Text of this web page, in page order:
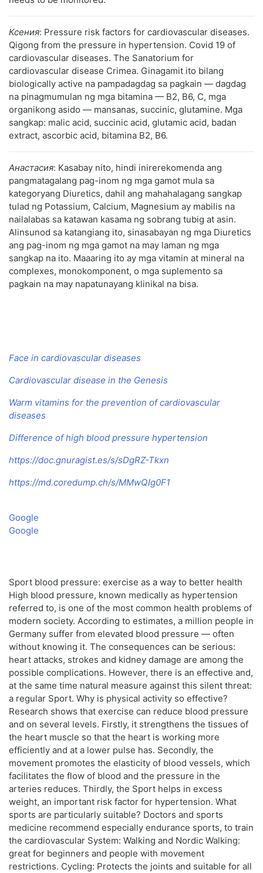
Ксения: Pressure risk factors for cardiovascular diseases.
Qigong from the pressure in hypertension. Covid 19 of
cardiovascular diseases. The Sanatorium for
cardiovascular disease Crimea. Ginagamit ito bilang
biologically active na pampadagdag sa pagkain — dagdag
na pinagmumulan ng mga bitamina — B2, B6, C, mga
organikong asido — mansanas, succinic, glutamine. Mga
sangkap: malic acid, succinic acid, glutamic acid, badan
extract, ascorbic acid, bitamina B2, B6.
Анастасия: Kasabay nito, hindi inirerekomenda ang
pangmatagalang pag-inom ng mga gamot mula sa
kategoryang Diuretics, dahil ang mahahalagang sangkap
tulad ng Potassium, Calcium, Magnesium ay mabilis na
nailalabas sa katawan kasama ng sobrang tubig at asin.
Alinsunod sa katangiang ito, sinasabayan ng mga Diuretics
ang pag-inom ng mga gamot na may laman ng mga
sangkap na ito. Maaaring ito ay mga vitamin at mineral na
complexes, monokomponent, o mga suplemento sa
pagkain na may napatunayang klinikal na bisa.
Face in cardiovascular diseases
Cardiovascular disease in the Genesis
Warm vitamins for the prevention of cardiovascular
diseases
Difference of high blood pressure hypertension
https://doc.gnuragist.es/s/sDgRZ-Tkxn
https://md.coredump.ch/s/MMwQIg0F1
Google
Google
Sport blood pressure: exercise as a way to better health
High blood pressure, known medically as hypertension
referred to, is one of the most common health problems of
modern society. According to estimates, a million people in
Germany suffer from elevated blood pressure — often
without knowing it. The consequences can be serious:
heart attacks, strokes and kidney damage are among the
possible complications. However, there is an effective and,
at the same time natural measure against this silent threat:
a regular Sport. Why is physical activity so effective?
Research shows that exercise can reduce blood pressure
and on several levels. Firstly, it strengthens the tissues of
the heart muscle so that the heart is working more
efficiently and at a lower pulse has. Secondly, the
movement promotes the elasticity of blood vessels, which
facilitates the flow of blood and the pressure in the
arteries reduces. Thirdly, the Sport helps in excess
weight, an important risk factor for hypertension. What
sports are particularly suitable? Doctors and sports
medicine recommend especially endurance sports, to train
the cardiovascular System: Walking and Nordic Walking:
great for beginners and people with movement
restrictions. Cycling: Protects the joints and suitable for all